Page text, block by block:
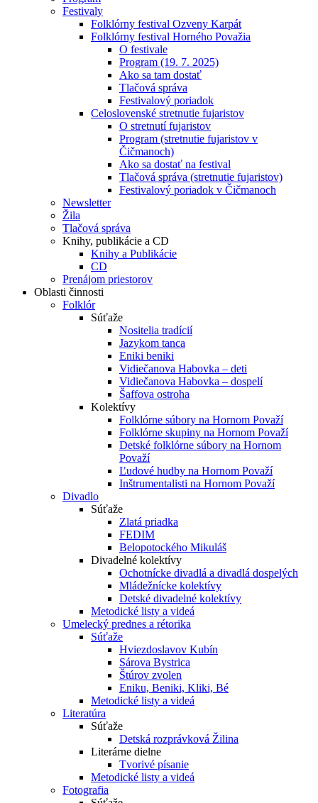
Festivaly
Folklórny festival Ozveny Karpát
Folklórny festival Horného Považia
O festivale
Program (19. 7. 2025)
Ako sa tam dostať
Tlačová správa
Festivalový poriadok
Celoslovenské stretnutie fujaristov
O stretnutí fujaristov
Program (stretnutie fujaristov v
Čičmanoch)
Ako sa dostať na festival
Tlačová správa (stretnutie fujaristov)
Festivalový poriadok v Čičmanoch
Newsletter
Žila
Tlačová správa
Knihy, publikácie a CD
Knihy a Publikácie
CD
Prenájom priestorov
Oblasti činnosti
Folklór
Súťaže
Nositelia tradícií
Jazykom tanca
Eniki beniki
Vidiečanova Habovka – deti
Vidiečanova Habovka – dospelí
Šaffova ostroha
Kolektívy
Folklórne súbory na Hornom Považí
Folklórne skupiny na Hornom Považí
Detské folklórne súbory na Hornom
Považí
Ľudové hudby na Hornom Považí
Inštrumentalisti na Hornom Považí
Divadlo
Súťaže
Zlatá priadka
FEDIM
Belopotockého Mikuláš
Divadelné kolektívy
Ochotnícke divadlá a divadlá dospelých
Mládežnícke kolektívy
Detské divadelné kolektívy
Metodické listy a videá
Umelecký prednes a rétorika
Súťaže
Hviezdoslavov Kubín
Sárova Bystrica
Štúrov zvolen
Eniku, Beniki, Kliki, Bé
Metodické listy a videá
Literatúra
Súťaže
Detská rozprávková Žilina
Literárne dielne
Tvorivé písanie
Metodické listy a videá
Fotografia